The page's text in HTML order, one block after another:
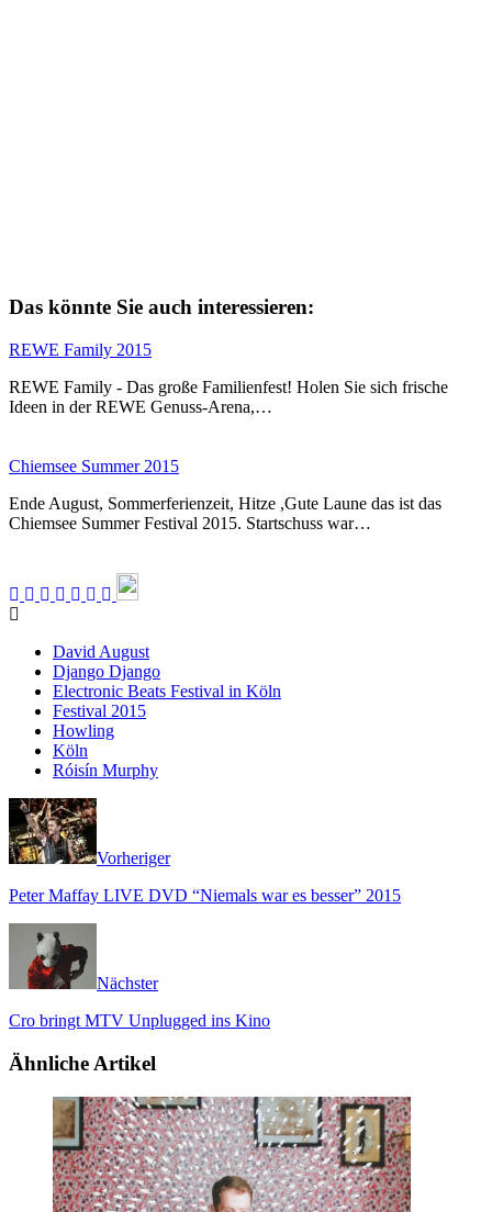
Das könnte Sie auch interessieren:
REWE Family 2015
REWE Family - Das große Familienfest! Holen Sie sich frische
Ideen in der REWE Genuss-Arena,…
Chiemsee Summer 2015
Ende August, Sommerferienzeit, Hitze ,Gute Laune das ist das
Chiemsee Summer Festival 2015. Startschuss war…
David August
Django Django
Electronic Beats Festival in Köln
Festival 2015
Howling
Köln
Róisín Murphy
Vorheriger
Peter Maffay LIVE DVD “Niemals war es besser” 2015
Nächster
Cro bringt MTV Unplugged ins Kino
Ähnliche Artikel